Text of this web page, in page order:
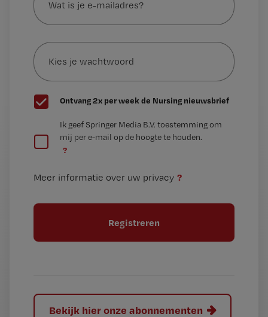
je
mailadres?
Kies
je
wachtwoord
G
e
t
Ontvang 2x per week de Nursing nieuwsbrief
e
t
l
Ik geef Springer Media B.V. toestemming om
mij per e-mail op de hoogte te houden.
?
Meer informatie over uw privacy ?
Bekijk hier onze abonnementen